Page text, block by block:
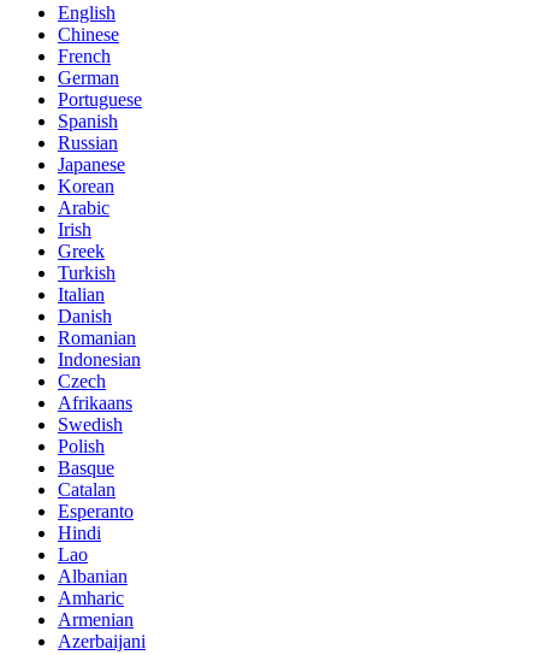
English
Chinese
French
German
Portuguese
Spanish
Russian
Japanese
Korean
Arabic
Irish
Greek
Turkish
Italian
Danish
Romanian
Indonesian
Czech
Afrikaans
Swedish
Polish
Basque
Catalan
Esperanto
Hindi
Lao
Albanian
Amharic
Armenian
Azerbaijani